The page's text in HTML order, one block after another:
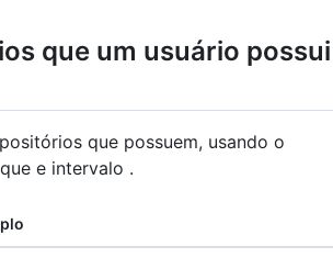
que um usuário possui
que possuem, usando o
e intervalo .